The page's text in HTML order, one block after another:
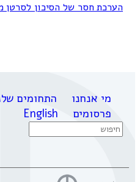
הערכת חסר של הסיכון לסרטן
מי אנחנו התחומים
פרסומים
English
Search